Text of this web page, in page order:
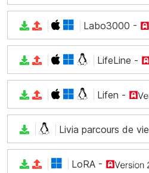
Labo3000 -
LifeLine -
Lifen -
Livia parcours de vie
LoRA -